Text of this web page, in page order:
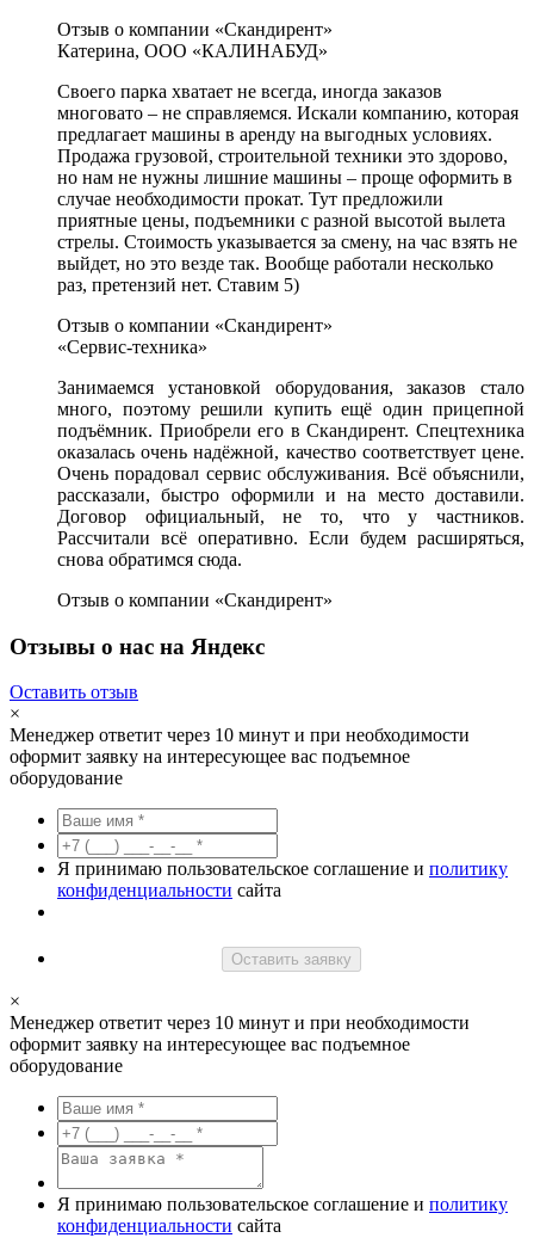
Отзыв о компании «Скандирент»
Катерина, ООО «КАЛИНАБУД»
Своего парка хватает не всегда, иногда заказов
многовато – не справляемся. Искали компанию, которая
предлагает машины в аренду на выгодных условиях.
Продажа грузовой, строительной техники это здорово,
но нам не нужны лишние машины – проще оформить в
случае необходимости прокат. Тут предложили
приятные цены, подъемники с разной высотой вылета
стрелы. Стоимость указывается за смену, на час взять не
выйдет, но это везде так. Вообще работали несколько
раз, претензий нет. Ставим 5)
Отзыв о компании «Скандирент»
«Сервис-техника»
Занимаемся установкой оборудования, заказов стало
много, поэтому решили купить ещё один прицепной
подъёмник. Приобрели его в Скандирент. Спецтехника
оказалась очень надёжной, качество соответствует цене.
Очень порадовал сервис обслуживания. Всё объяснили,
рассказали, быстро оформили и на место доставили.
Договор официальный, не то, что у частников.
Рассчитали всё оперативно. Если будем расширяться,
снова обратимся сюда.
Отзыв о компании «Скандирент»
Отзывы о нас на Яндекс
Оставить отзыв
×
Менеджер ответит через 10 минут и при необходимости
оформит заявку на интересующее вас подъемное
оборудование
Я принимаю пользовательское соглашение и политику
конфиденциальности сайта
Оставить заявку
×
Менеджер ответит через 10 минут и при необходимости
оформит заявку на интересующее вас подъемное
оборудование
Я принимаю пользовательское соглашение и политику
конфиденциальности сайта